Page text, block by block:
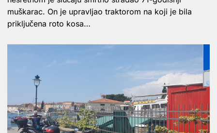
muškarac. On je upravljao traktorom na koji je bila
priključena roto kosa…